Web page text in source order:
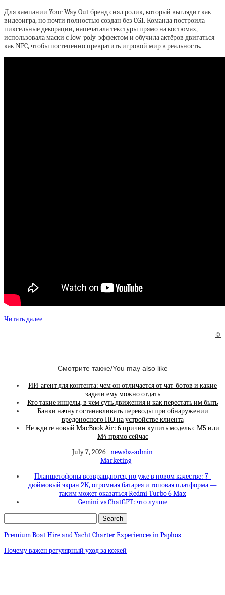
Для кампании Your Way Out бренд снял ролик, который выглядит как
видеоигра, но почти полностью создан без CGI. Команда построила
пиксельные декорации, напечатала текстуры прямо на костюмах,
использовала маски с low-poly-эффектом и обучила актёров двигаться
как NPC, чтобы постепенно превратить игровой мир в реальность.
Читать далее
©
Смотрите также/You may also like
ИИ-агент для контента: чем он отличается от чат-ботов и какие
задачи ему можно отдать
Кто такие инцелы, в чем суть движения и как перестать им быть
Банки начнут останавливать переводы при обнаружении
вредоносного ПО на устройстве клиента
Не ждите новый MacBook Air: 6 причин купить модель с M5 или
M4 прямо сейчас
July 7, 2026 newsbz-admin
Marketing
Планшетофоны возвращаются, но уже в новом качестве: 7-
дюймовый экран 2К, огромная батарея и топовая платформа —
таким может оказаться Redmi Turbo 6 Max
Gemini vs ChatGPT: что лучше
Premium Boat Hire and Yacht Charter Experiences in Paphos
Почему важен регулярный уход за кожей